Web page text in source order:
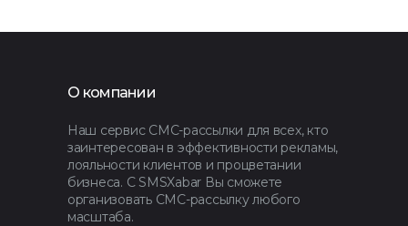
О компании
Наш сервис СМС-рассылки для всех, кто
заинтересован в эффективности рекламы,
лояльности клиентов и процветании
бизнеса. С SMSXabar Вы сможете
организовать СМС-рассылку любого
масштаба.